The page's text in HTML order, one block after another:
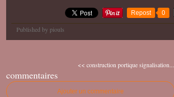
Repost 0
Published by piouls
<< construction portique signalisation...
commentaires
Ajouter un commentaire